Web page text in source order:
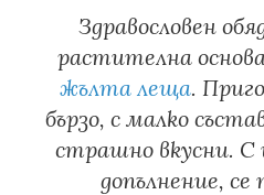
Здравословен
растителна
жълта леща.
бързо, с малко
страшно вкусни. С
допълнение,